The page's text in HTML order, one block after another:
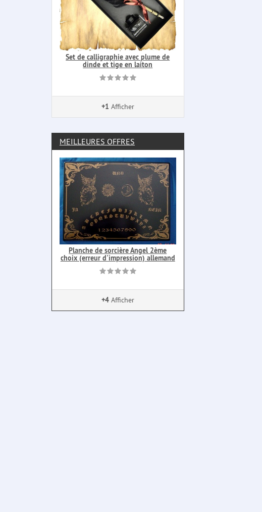
Set de calligraphie avec plume de
dinde et tige en laiton
+1 Afficher
MEILLEURES OFFRES
Planche de sorcière Angel 2ème
choix (erreur d'impression) allemand
+4Afficher